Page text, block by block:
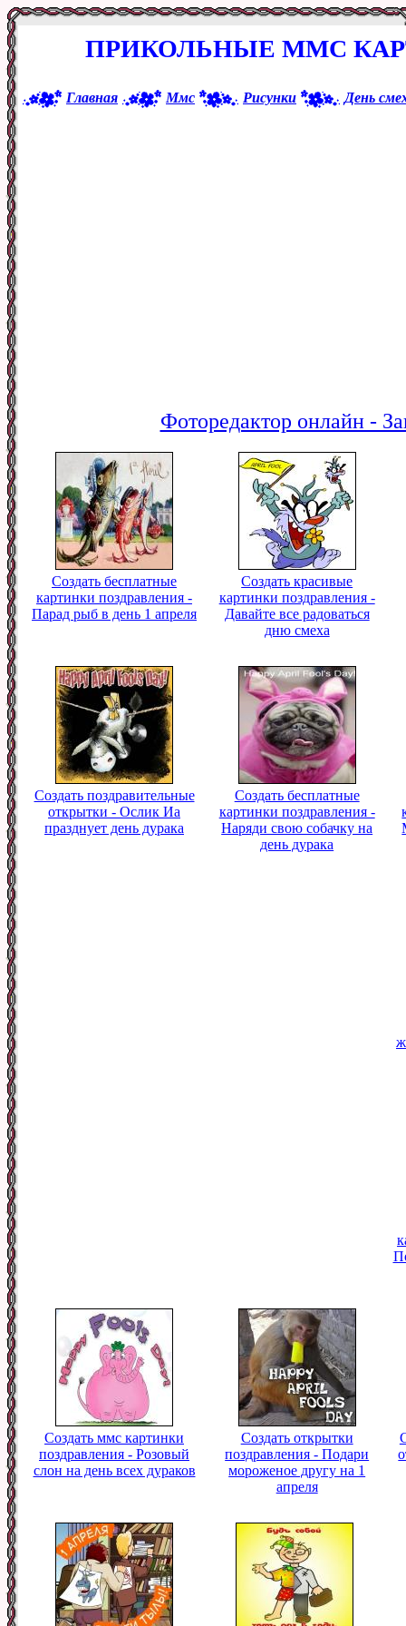
ПРИКОЛЬНЫЕ ММС
Главная Ммс Рисунки День
Фоторедактор онлайн -
Создать бесплатные
картинки поздравления -
Парад рыб в день 1 апреля
Создать красивые
картинки поздравления -
Давайте все радоваться
дню смеха
Создать поздравительные
открытки - Ослик Иа
празднует день дурака
Создать бесплатные
картинки поздравления -
Наряди свою собачку на
день дурака
Создать ммс картинки
поздравления - Розовый
слон на день всех дураков
Создать открытки
поздравления - Подари
мороженое другу на 1
апреля